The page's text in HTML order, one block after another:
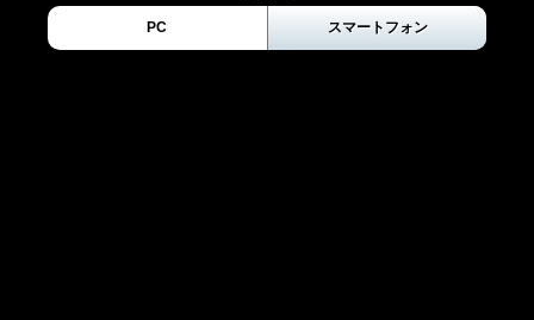
PC スマートフォン